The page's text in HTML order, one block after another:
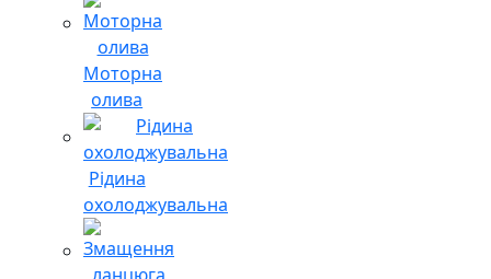
Моторна
олива
Рідина
охолоджувальна